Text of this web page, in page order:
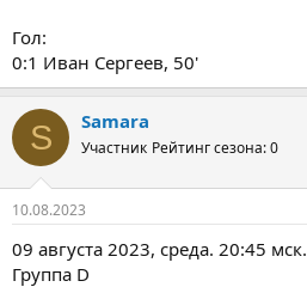
Гол:
0:1 Иван Сергеев, 50'
S Samara
Участник Рейтинг сезона: 0
10.08.2023
09 августа 2023, среда. 20:45 мск.
Группа D